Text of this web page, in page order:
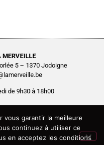
MERVEILLE
5 – 1370 Jodoigne
de 9h30 à 18h00
SRL
– Tous droits réservés
vous garantir la meilleure
continuez à utiliser ce
en acceptez les conditions